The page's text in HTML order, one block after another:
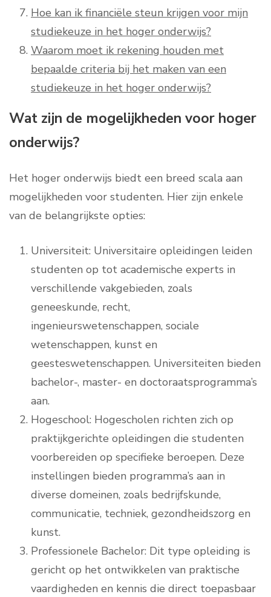
Hoe kan ik financiële steun krijgen voor mijn
studiekeuze in het hoger onderwijs?
Waarom moet ik rekening houden met
bepaalde criteria bij het maken van een
studiekeuze in het hoger onderwijs?
Wat zijn de mogelijkheden voor hoger
onderwijs?
Het hoger onderwijs biedt een breed scala aan
mogelijkheden voor studenten. Hier zijn enkele
van de belangrijkste opties:
Universiteit: Universitaire opleidingen leiden
studenten op tot academische experts in
verschillende vakgebieden, zoals
geneeskunde, recht,
ingenieurswetenschappen, sociale
wetenschappen, kunst en
geesteswetenschappen. Universiteiten bieden
bachelor-, master- en doctoraatsprogramma’s
aan.
Hogeschool: Hogescholen richten zich op
praktijkgerichte opleidingen die studenten
voorbereiden op specifieke beroepen. Deze
instellingen bieden programma’s aan in
diverse domeinen, zoals bedrijfskunde,
communicatie, techniek, gezondheidszorg en
kunst.
Professionele Bachelor: Dit type opleiding is
gericht op het ontwikkelen van praktische
vaardigheden en kennis die direct toepasbaar